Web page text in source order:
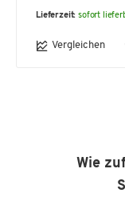
Lieferzeit: sofort
Vergleichen
Wie